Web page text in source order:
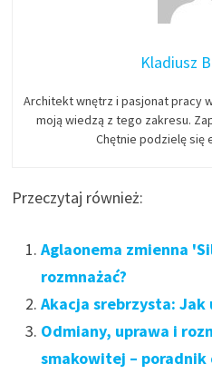
Kladiusz
Architekt wnętrz i pasjonat pracy
moją wiedzą z tego zakresu.
Chętnie podzielę się
Przeczytaj również:
Aglaonema zmienna
rozmnażać?
Akacja srebrzysta: Jak
Odmiany, uprawa i
smakowitej –